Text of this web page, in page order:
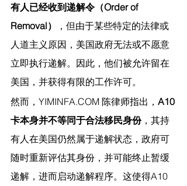
有人已经收到递解令（Order of
Removal）
，但由于某些特定的法律或
人道主义原因，美国政府无法或不愿意
立即执行递解。因此，他们被允许留在
美国，并获得有限的工作许可。
然而， YIMINFA.COM 陈律师指出， A10
卡本身并不等同于合法移民身份，其持
有人在美国仍然属于递解状态，政府可
随时重新评估其身份，并可能终止暂缓
递解，进而启动递解程序。这使得A10